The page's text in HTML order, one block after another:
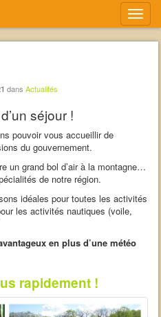
dansActualités
séjour !
pouvoir vous accueillir de
du gouvernement.
un grand bol d’air à la montagne…
de notre région.
idéales pour toutes les activités
les activités nautiques (voile,
en plus d’une météo
rapidement !